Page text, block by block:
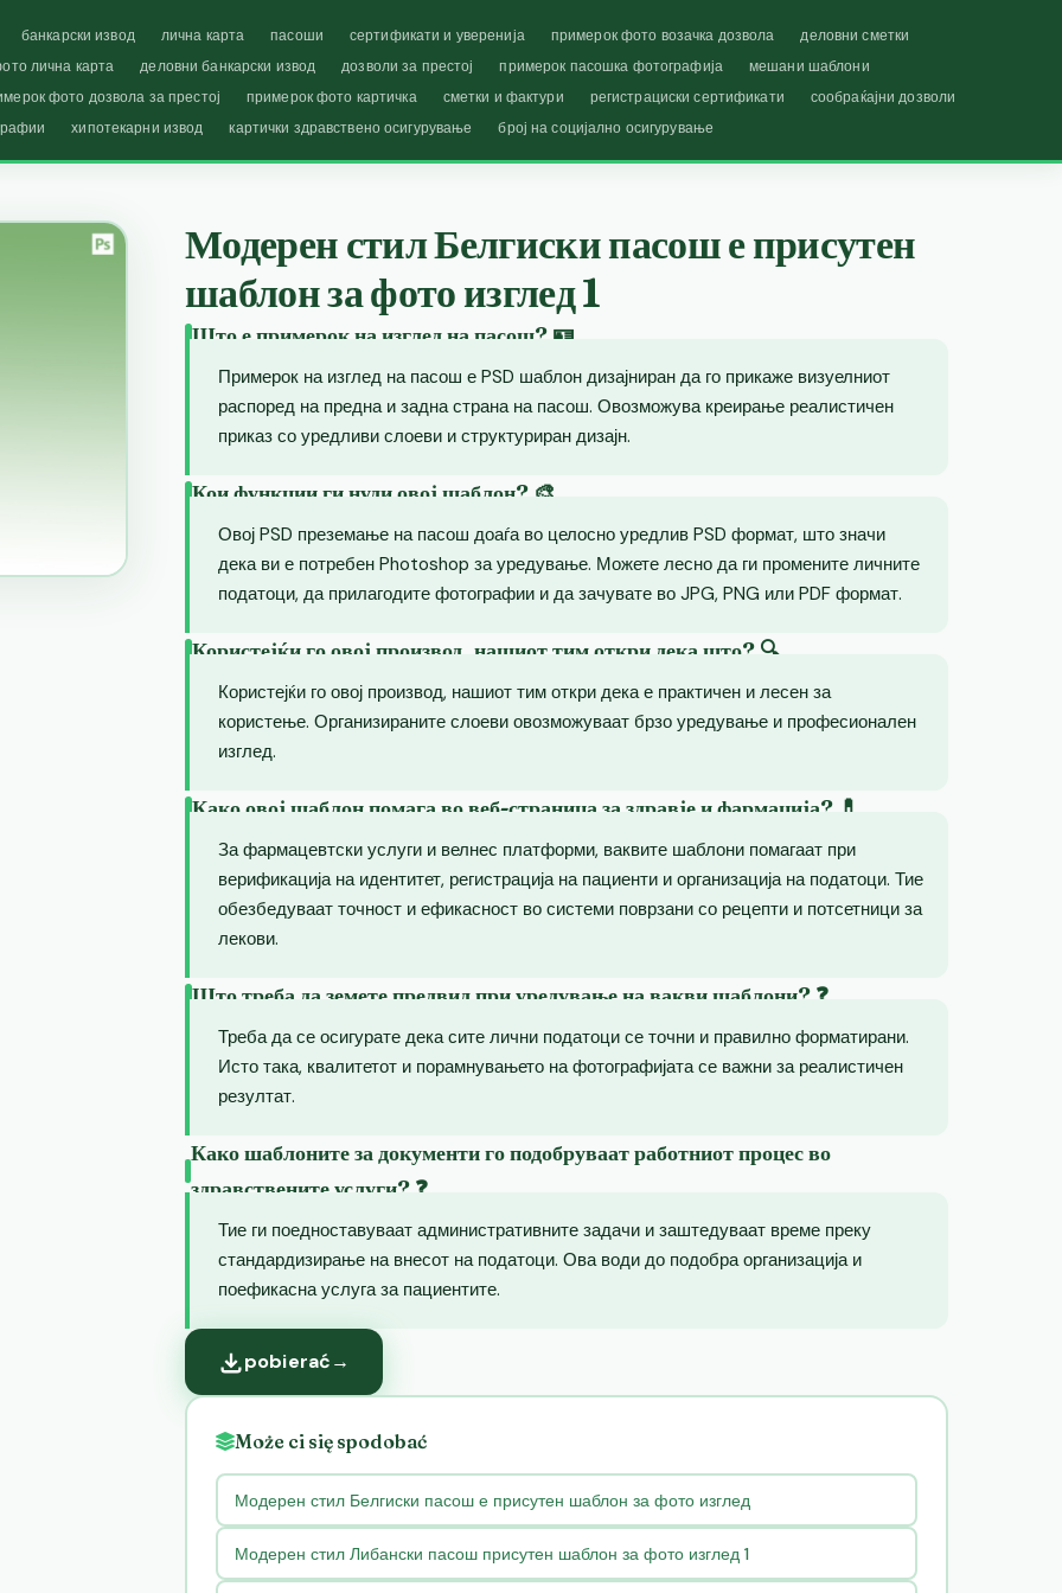
банкарски извод лична карта пасоши сертификати и уверенија примерок фото возачка дозвола
деловни сметки
лична карта
деловни банкарски извод дозволи за престој примерок пасошка фотографија
мешани шаблони
фото дозвола за престој
примерок фото картичка сметки и фактури регистрациски сертификати
сообраќајни дозволи
хипотекарни извод картички здравствено осигурување број на социјално осигурување
Модерен стил Белгиски пасош е присутен
шаблон за фото изглед 1
Што е примерок на изглед на пасош? 🪪
Примерок на изглед на пасош е PSD шаблон дизајниран да го прикаже визуелниот
распоред на предна и задна страна на пасош. Овозможува креирање реалистичен
приказ со уредливи слоеви и структуриран дизајн.
Кои функции ги нуди овој шаблон? 🎨
Овој PSD преземање на пасош доаѓа во целосно уредлив PSD формат, што значи
дека ви е потребен Photoshop за уредување. Можете лесно да ги промените личните
податоци, да прилагодите фотографии и да зачувате во JPG, PNG или PDF формат.
Користејќи го овој производ, нашиот тим откри дека што? 🔍
Користејќи го овој производ, нашиот тим откри дека е практичен и лесен за
користење. Организираните слоеви овозможуваат брзо уредување и професионален
изглед.
Како овој шаблон помага во веб-страница за здравје и фармација? 💊
За фармацевтски услуги и велнес платформи, ваквите шаблони помагаат при
верификација на идентитет, регистрација на пациенти и организација на податоци. Тие
обезбедуваат точност и ефикасност во системи поврзани со рецепти и потсетници за
лекови.
Што треба да земете предвид при уредување на вакви шаблони? ❓
Треба да се осигурате дека сите лични податоци се точни и правилно форматирани.
Исто така, квалитетот и порамнувањето на фотографијата се важни за реалистичен
резултат.
Како шаблоните за документи го подобруваат работниот процес во
здравствените услуги? ❓
Тие ги поедноставуваат административните задачи и заштедуваат време преку
стандардизирање на внесот на податоци. Ова води до подобра организација и
поефикасна услуга за пациентите.
pobierać→
Może ci się spodobać
Модерен стил Белгиски пасош е присутен шаблон за фото изглед
Модерен стил Либански пасош присутен шаблон за фото изглед 1